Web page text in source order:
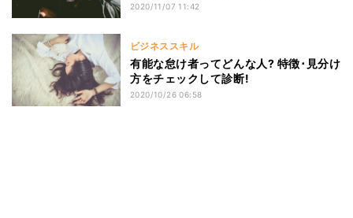
2020/11/07 11:42
ビジネススキル
有能な怠け者ってどんな人? 特徴･見分け
方をチェックして診断!
2020/10/26 06:58